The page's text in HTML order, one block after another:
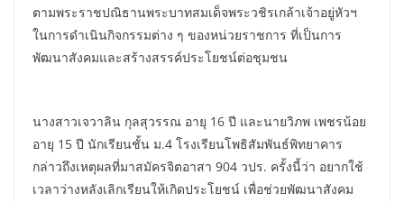
ตามพระราชปณิธานพระบาทสมเด็จพระวชิรเกล้าเจ้าอยู่หัวฯ
ในการดำเนินกิจกรรมต่าง ๆ ของหน่วยราชการ ที่เป็นการ
พัฒนาสังคมและสร้างสรรค์ประโยชน์ต่อชุมชน
นางสาวเจวาลิน กุลสุวรรณ อายุ 16 ปี และนายวิภพ เพชรน้อย
อายุ 15 ปี นักเรียนชั้น ม.4 โรงเรียนโพธิสัมพันธ์พิทยาคาร
กล่าวถึงเหตุผลที่มาสมัครจิตอาสา 904 วปร. ครั้งนี้ว่า อยากใช้
เวลาว่างหลังเลิกเรียนให้เกิดประโยชน์ เพื่อช่วยพัฒนาสังคม